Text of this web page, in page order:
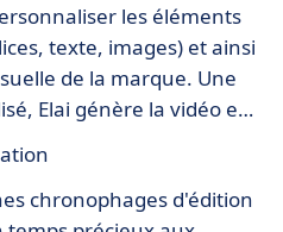
les éléments
texte, images) et ainsi
de la marque. Une
Elai génère la vidéo en
chronophages d'édition